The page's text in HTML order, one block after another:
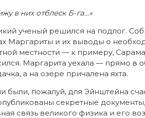
в них отблеск Б-га…»
ученый решился на подлог.
Маргариты и их выводы о
местности — к примеру,
Маргарита уехала — прямо в
а на озере причалена яхта.
были, пожалуй, для Эйнштейна
секретные
связь великого физика и его